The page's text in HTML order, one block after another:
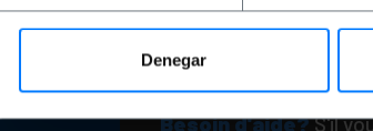
Denegar
+
+
Livraison
Besoin d'aide?S'il